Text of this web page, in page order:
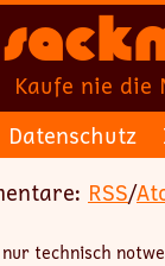
Kaufe nie die
Datenschutz
RSS/
technisch